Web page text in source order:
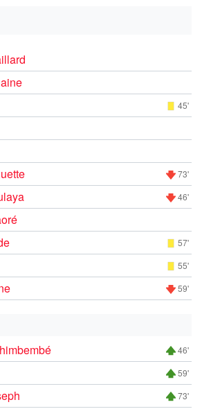
45'
73'
46'
57'
55'
59'
46'
59'
73'